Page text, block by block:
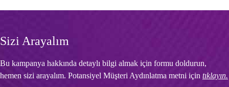
Sizi Arayalım
Bu kampanya hakkında detaylı bilgi almak için formu doldurun,
hemen sizi arayalım. Potansiyel Müşteri Aydınlatma metni için tıklayın.